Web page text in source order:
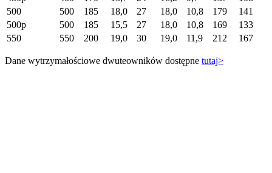
500
500 185 18,0 27 18,0 10,8 179
141
500p
500 185 15,5 27 18,0 10,8 169
133
550
550 200 19,0 30 19,0 11,9 212 167
Dane wytrzymałościowe dwuteowników dostępne tutaj>